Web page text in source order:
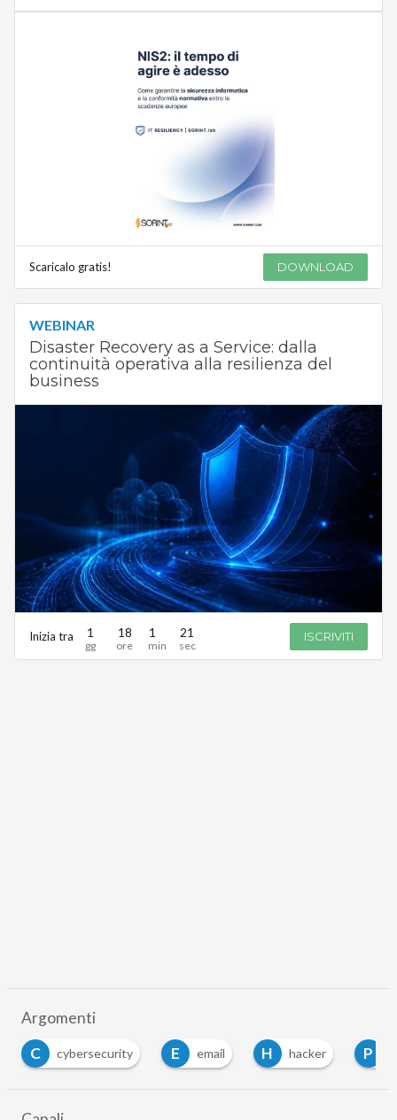
Scaricalo gratis! DOWNLOAD
WEBINAR
Disaster Recovery as a Service: dalla
continuità operativa alla resilienza del
business
Inizia tra 1 18 1 21 ISCRIVITI
Argomenti
C
cybersecurity E email H hacker P